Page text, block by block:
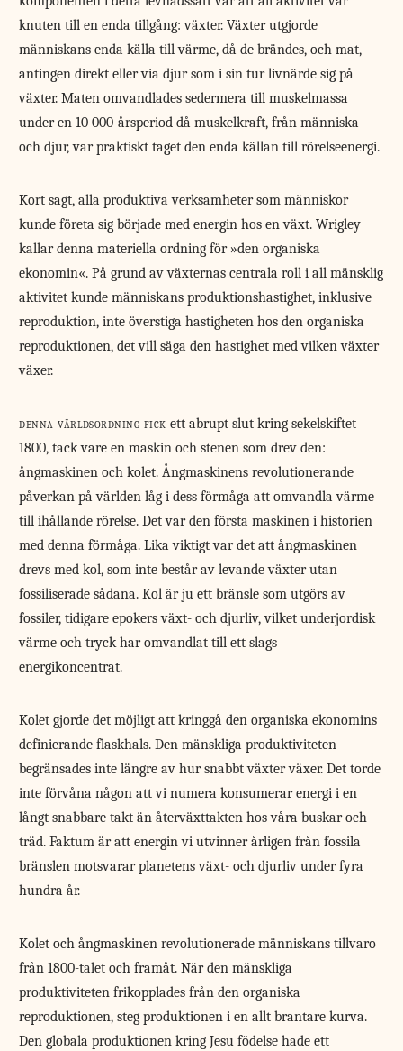
knuten till en enda tillgång: växter. Växter utgjorde
människans enda källa till värme, då de brändes, och mat,
antingen direkt eller via djur som i sin tur livnärde sig på
växter. Maten omvandlades sedermera till muskelmassa
under en 10 000-årsperiod då muskelkraft, från människa
och djur, var praktiskt taget den enda källan till rörelseenergi.
Kort sagt, alla produktiva verksamheter som människor
kunde företa sig började med energin hos en växt. Wrigley
kallar denna materiella ordning för »den organiska
ekonomin«. På grund av växternas centrala roll i all mänsklig
aktivitet kunde människans produktionshastighet, inklusive
reproduktion, inte överstiga hastigheten hos den organiska
reproduktionen, det vill säga den hastighet med vilken växter
växer.
denna världsordning fick ett abrupt slut kring sekelskiftet
1800, tack vare en maskin och stenen som drev den:
ångmaskinen och kolet. Ångmaskinens revolutionerande
påverkan på världen låg i dess förmåga att omvandla värme
till ihållande rörelse. Det var den första maskinen i historien
med denna förmåga. Lika viktigt var det att ångmaskinen
drevs med kol, som inte består av levande växter utan
fossiliserade sådana. Kol är ju ett bränsle som utgörs av
fossiler, tidigare epokers växt- och djurliv, vilket underjordisk
värme och tryck har omvandlat till ett slags
energikoncentrat.
Kolet gjorde det möjligt att kringgå den organiska ekonomins
definierande flaskhals. Den mänskliga produktiviteten
begränsades inte längre av hur snabbt växter växer. Det torde
inte förvåna någon att vi numera konsumerar energi i en
långt snabbare takt än återväxttakten hos våra buskar och
träd. Faktum är att energin vi utvinner årligen från fossila
bränslen motsvarar planetens växt- och djurliv under fyra
hundra år.
Kolet och ångmaskinen revolutionerade människans tillvaro
från 1800-talet och framåt. När den mänskliga
produktiviteten frikopplades från den organiska
reproduktionen, steg produktionen i en allt brantare kurva.
Den globala produktionen kring Jesu födelse hade ett